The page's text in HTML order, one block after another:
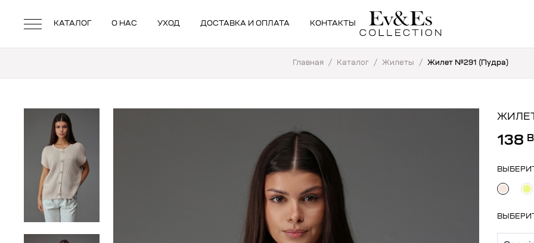
КАТАЛОГ О НАС УХОД ДОСТАВКА И ОПЛАТА КОНТАКТЫ
Главная / Каталог / Жилеты / Жилет №291 (Пудра)
138